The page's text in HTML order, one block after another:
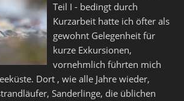
Teil I - bedingt durch
Kurzarbeit hatte ich öfter als
gewohnt Gelegenheit für
kurze Exkursionen,
vornehmlich führten mich
Dort , wie alle Jahre wieder,
Sanderlinge, die üblichen